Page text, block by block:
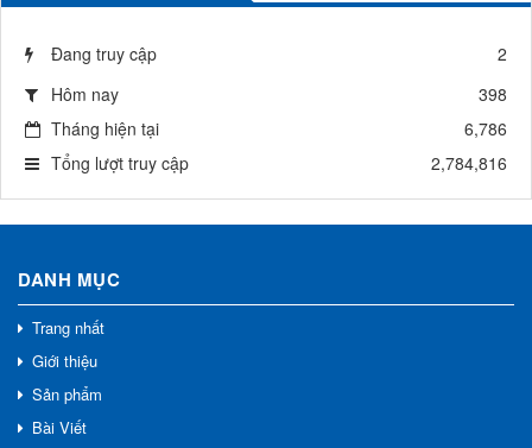
Đang truy cập
2
Hôm nay
398
Tháng hiện tại
6,786
Tổng lượt truy cập
2,784,816
DANH MỤC
Trang nhất
Giới thiệu
Sản phẩm
Bài Viết